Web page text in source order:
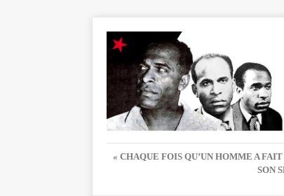
« CHAQUE FOIS QU’UN HOMME A
SON